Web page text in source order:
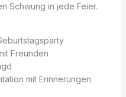
Schwung in jede Feier.
Freunden
mit Erinnerungen